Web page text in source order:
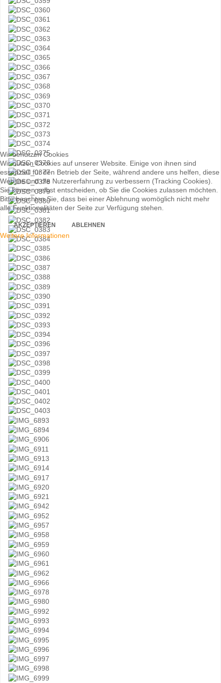
Wir benutzen Cookies
Wir nutzen Cookies auf unserer Website. Einige von ihnen sind
essenziell für den Betrieb der Seite, während andere uns helfen, diese
Website und die Nutzererfahrung zu verbessern (Tracking Cookies).
Sie können selbst entscheiden, ob Sie die Cookies zulassen möchten.
Bitte beachten Sie, dass bei einer Ablehnung womöglich nicht mehr
alle Funktionalitäten der Seite zur Verfügung stehen.
AKZEPTIEREN ABLEHNEN
Weitere Informationen